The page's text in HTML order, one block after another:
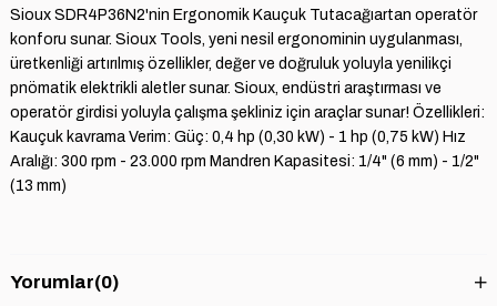
Sioux SDR4P36N2'nin Ergonomik Kauçuk Tutacağıartan operatör
konforu sunar. Sioux Tools, yeni nesil ergonominin uygulanması,
üretkenliği artırılmış özellikler, değer ve doğruluk yoluyla yenilikçi
pnömatik elektrikli aletler sunar. Sioux, endüstri araştırması ve
operatör girdisi yoluyla çalışma şekliniz için araçlar sunar! Özellikleri:
Kauçuk kavrama Verim: Güç: 0,4 hp (0,30 kW) - 1 hp (0,75 kW) Hız
Aralığı: 300 rpm - 23.000 rpm Mandren Kapasitesi: 1/4" (6 mm) - 1/2"
(13 mm)
Yorumlar(0)